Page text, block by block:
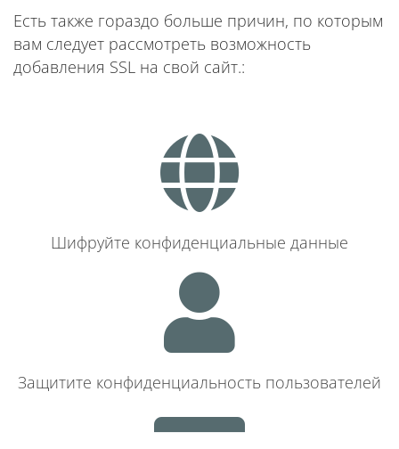
Есть также гораздо больше причин, по которым
вам следует рассмотреть возможность
добавления SSL на свой сайт.:
Шифруйте конфиденциальные данные
Защитите конфиденциальность пользователей